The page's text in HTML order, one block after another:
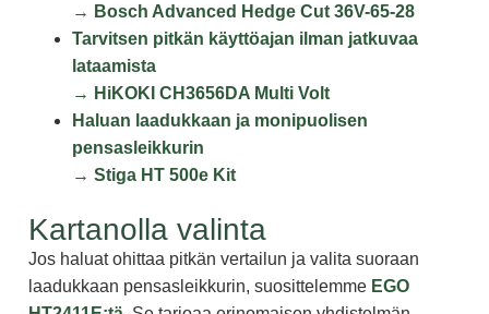
→ Bosch Advanced Hedge Cut 36V-65-28
Tarvitsen pitkän käyttöajan ilman jatkuvaa
lataamista
→ HiKOKI CH3656DA Multi Volt
Haluan laadukkaan ja monipuolisen
pensasleikkurin
→ Stiga HT 500e Kit
Kartanolla valinta
Jos haluat ohittaa pitkän vertailun ja valita suoraan
laadukkaan pensasleikkurin, suosittelemme EGO